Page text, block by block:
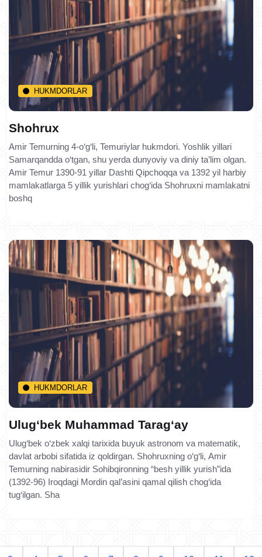
HUKMDORLAR
Shohrux
Amir Temurning 4-o‘g‘li, Temuriylar hukmdori. Yoshlik yillari
Samarqandda o‘tgan, shu yerda dunyoviy va diniy ta’lim olgan.
Amir Temur 1390-91 yillar Dashti Qipchoqqa va 1392 yil harbiy
mamlakatlarga 5 yillik yurishlari chog‘ida Shohruxni mamlakatni
boshq
HUKMDORLAR
Ulug‘bek Muhammad Tarag‘ay
Ulug‘bek o‘zbek xalqi tarixida buyuk astronom va matematik,
davlat arbobi sifatida iz qoldirgan. Shohruxning o‘g‘li, Amir
Temurning nabirasidir Sohibqironning “besh yillik yurish”ida
(1392-96) Iroqdagi Mordin qal’asini qamal qilish chog‘ida
tug‘ilgan. Sha